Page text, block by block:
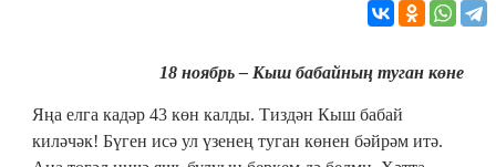
18 ноябрь – Кыш бабайның туган көне
Яңа елга кадәр 43 көн калды. Тиздән Кыш бабай
киләчәк! Бүген исә ул үзенең туган көнен бәйрәм итә.